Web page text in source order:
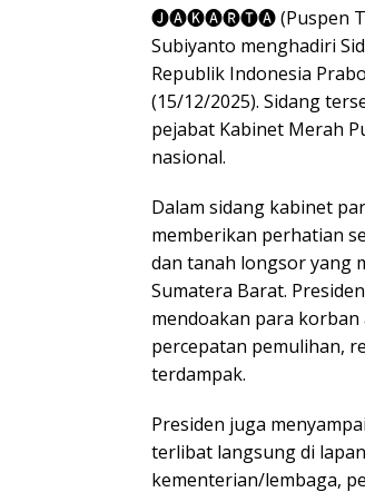
🅙🅐🅚🅐🅡🅣🅐 (Puspen
Subiyanto menghadiri
Republik Indonesia
(15/12/2025). Sidang
pejabat Kabinet Merah
nasional.
Dalam sidang kabinet
memberikan perhatian
dan tanah longsor yang
Sumatera Barat.
mendoakan para
percepatan pemulihan,
terdampak.
Presiden juga
terlibat langsung di
kementerian/lembaga,